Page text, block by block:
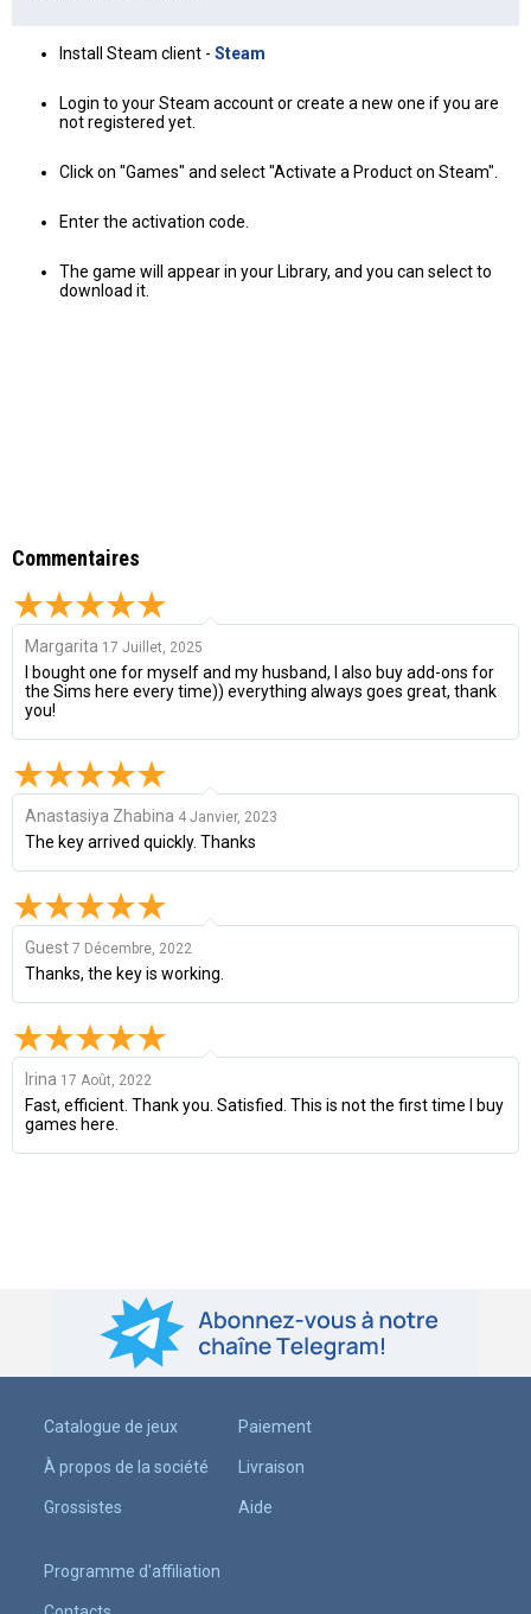
Install Steam client - Steam
Login to your Steam account or create a new one if you are
not registered yet.
Click on "Games" and select "Activate a Product on Steam".
Enter the activation code.
The game will appear in your Library, and you can select to
download it.
Commentaires
Margarita 17 Juillet, 2025
I bought one for myself and my husband, I also buy add-ons for
the Sims here every time)) everything always goes great, thank
you!
Anastasiya Zhabina 4 Janvier, 2023
The key arrived quickly. Thanks
Guest 7 Décembre, 2022
Thanks, the key is working.
Irina 17 Août, 2022
Fast, efficient. Thank you. Satisfied. This is not the first time I buy
games here.
Catalogue de jeux
À propos de la société
Grossistes
Paiement
Livraison
Aide
Programme d'affiliation